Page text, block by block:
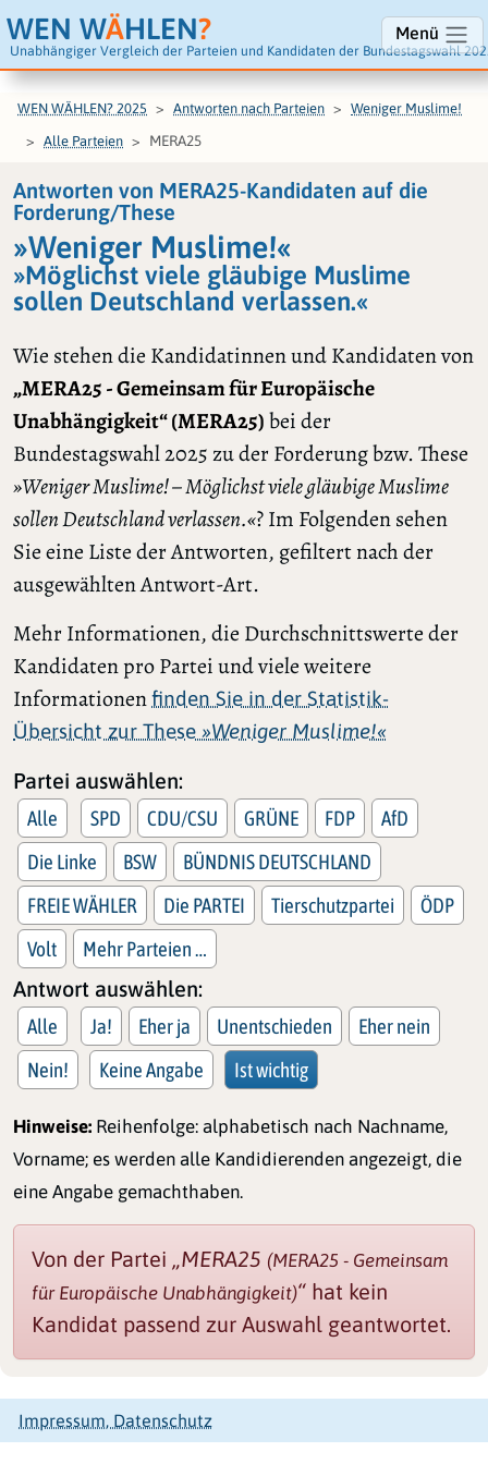
WEN WÄHLEN?
Unabhängiger Vergleich der Parteien und Kandidaten der Bundestagswahl
Menü
WEN WÄHLEN? 2025 Antworten nach Parteien Weniger Muslime!
Alle Parteien MERA25
Antworten von MERA25-Kandidaten auf die
Forderung/These
»Weniger Muslime!«
»Möglichst viele gläubige Muslime
sollen Deutschland verlassen.«
Wie stehen die Kandidatinnen und Kandidaten von
„MERA25 - Gemeinsam für Europäische
Unabhängigkeit“ (MERA25)bei der
Bundestagswahl 2025 zu der Forderung bzw. These
»Weniger Muslime! – Möglichst viele gläubige Muslime
sollen Deutschland verlassen.«? Im Folgenden sehen
Sie eine Liste der Antworten, gefiltert nach der
ausgewählten Antwort-Art.
Mehr Informationen, die Durchschnittswerte der
Kandidaten pro Partei und viele weitere
Informationenfinden Sie in der Statistik-
Übersicht zur These »Weniger Muslime!«
Partei auswählen:
Alle SPD CDU/CSU GRÜNE FDP
AfD
Die Linke
BSW
BÜNDNIS DEUTSCHLAND
FREIE WÄHLER
Die PARTEI Tierschutzpartei
ÖDP
Volt
Mehr Parteien …
Antwort auswählen:
Alle Ja! Eher ja Unentschieden
Eher nein
Nein!
Keine Angabe Ist wichtig
Hinweise: Reihenfolge: alphabetisch nach Nachname,
Vorname; es werden alle Kandidierenden angezeigt, die
eine Angabe gemachthaben.
Von der Partei „MERA25 (MERA25 - Gemeinsam
für Europäische Unabhängigkeit)“ hat kein
Kandidat passend zur Auswahl geantwortet.
Impressum, Datenschutz